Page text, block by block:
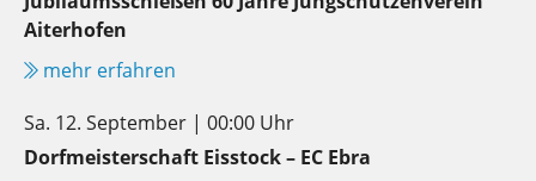
Aiterhofen
mehr erfahren
Sa. 12. September | 00:00 Uhr
Dorfmeisterschaft Eisstock – EC Ebra